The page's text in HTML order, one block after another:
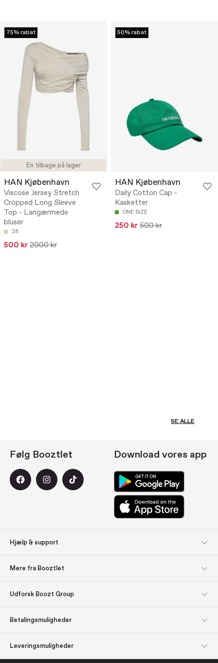
En tilbage på lager
75% rabat
HAN Kjøbenhavn
Viscose Jersey Stretch
Cropped Long Sleeve
Top - Langærmede
bluser
38
500 kr 2000 kr
50% rabat
HAN Kjøbenhavn
Daily Cotton Cap -
Kasketter
ONE SIZE
250 kr 500 kr
SE ALLE
Hjælp & support
Mere fra Booztlet
nyhedsbreve
Udforsk Boozt Group
Presse & udmærkelser
Følg Booztlet Download vores app
Betalingsmuligheder
Leveringsmuligheder